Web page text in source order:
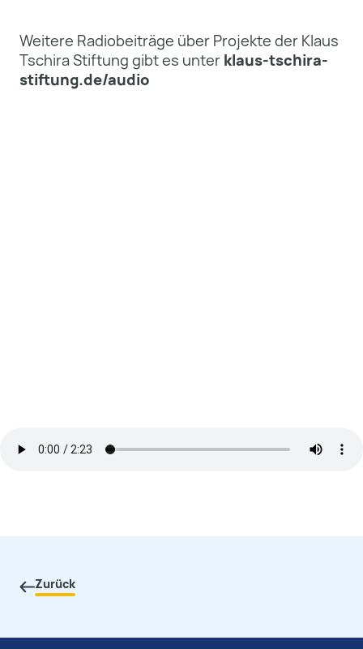
Weitere Radiobeiträge über Projekte der Klaus
Tschira Stiftung gibt es unterklaus-tschira-
stiftung.de/audio
Zurück